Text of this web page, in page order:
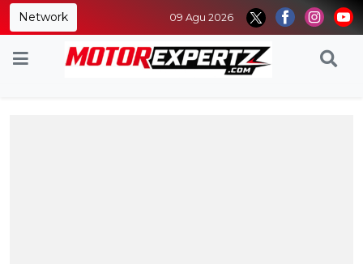
Network 09 Agu 2026